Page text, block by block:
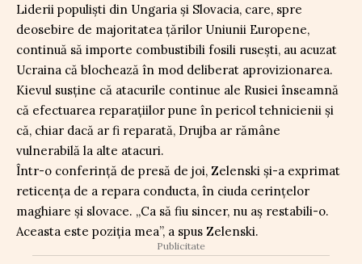
Liderii populiști din Ungaria și Slovacia, care, spre
deosebire de majoritatea țărilor Uniunii Europene,
continuă să importe combustibili fosili rusești, au acuzat
Ucraina că blochează în mod deliberat aprovizionarea.
Kievul susține că atacurile continue ale Rusiei înseamnă
că efectuarea reparațiilor pune în pericol tehnicienii și
că, chiar dacă ar fi reparată, Drujba ar rămâne
vulnerabilă la alte atacuri.
Într-o conferință de presă de joi, Zelenski și-a exprimat
reticența de a repara conducta, în ciuda cerințelor
maghiare și slovace. „Ca să fiu sincer, nu aș restabili-o.
Aceasta este poziția mea”, a spus Zelenski.
Publicitate